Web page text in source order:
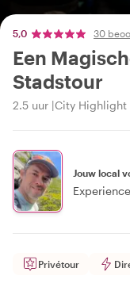
5,0 30
Een
Stadstour
2.5 uur City Highlight
Jouw local
Privétour